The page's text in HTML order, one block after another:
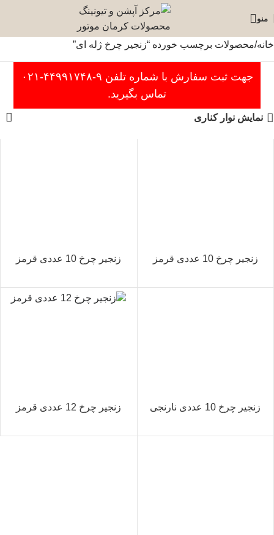
منو
خانه محصولات برچسب خورده “زنجیر چرخ ژله ای”
جهت ثبت سفارش با شماره تلفن ۹-۴۴۹۹۱۷۴۸-۰۲۱
تماس بگیرید.
نمایش نوار کناری
زنجیر چرخ 10 عددی قرمز زنجیر چرخ 10 عددی قرمز
زنجیر چرخ 10 عددی نارنجی زنجیر چرخ 12 عددی قرمز